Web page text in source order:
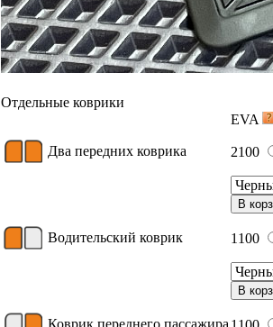
Ковер багажника2550
В корзину
Вышивка
Примеры вышивки